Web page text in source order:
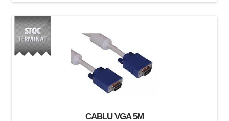
CABLU VGA 5M